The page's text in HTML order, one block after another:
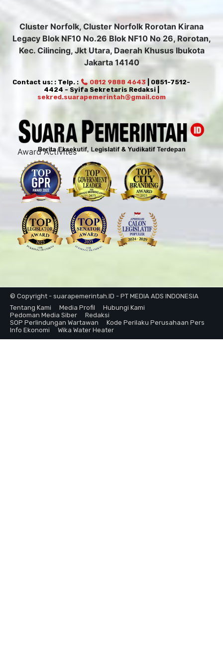
Cluster Norfolk, Cluster Norfolk Rorotan Kirana
Legacy Blok NF10 No.26 Blok NF10 No 26, Rorotan,
Kec. Cilincing, Jkt Utara, Daerah Khusus Ibukota
Jakarta 14140
Contact us: : Telp. : 0812 9888 4643 | 0851-7512-
4424 - Syifa Sekretaris Redaksi |
sekred.suarapemerintah@gmail.com
Award Activites
© Copyright - suarapemerintah.ID - PT MEDIA ADS INDONESIA
Tentang Kami
Media Profil
Hubungi Kami
Pedoman Media Siber
Redaksi
SOP Perlindungan Wartawan
Kode Perilaku Perusahaan Pers
Info Ekonomi
Wika Water Heater